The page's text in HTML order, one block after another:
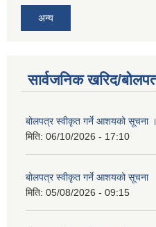
अन्य
सार्वजनिक खरिद/
बोलपत्र स्वीकृत गर्ने आशयको सूचना ।
मिति: 06/10/2026 - 17:10
बोलपत्र स्वीकृत गर्ने आशयको सूचना
मिति: 05/08/2026 - 09:15